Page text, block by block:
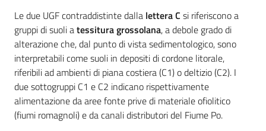
Le due UGF contraddistinte dalla lettera C si riferiscono a
gruppi di suoli atessitura grossolana, a debole grado di
alterazione che, dal punto di vista sedimentologico, sono
interpretabili come suoli in depositi di cordone litorale,
riferibili ad ambienti di piana costiera (C1) o deltizio (C2). I
due sottogruppi C1 e C2 indicano rispettivamente
alimentazione da aree fonte prive di materiale ofiolitico
(fiumi romagnoli) e da canali distributori del Fiume Po.